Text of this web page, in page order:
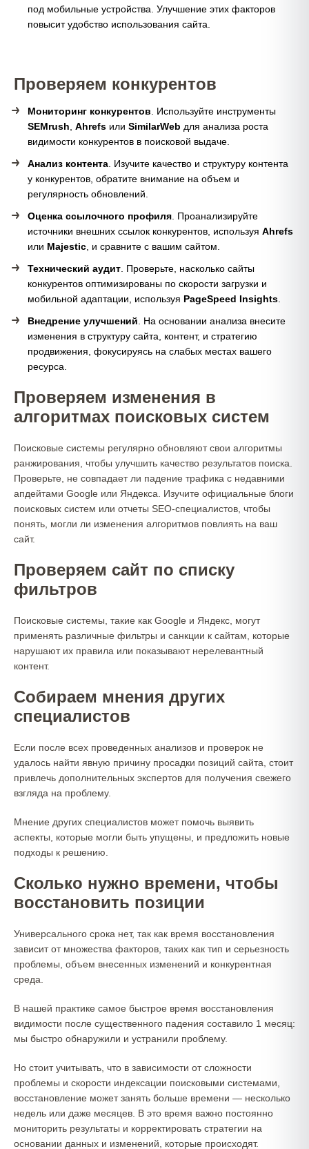
под мобильные устройства. Улучшение этих факторов
повысит удобство использования сайта.
Проверяем конкурентов
Мониторинг конкурентов . Используйте инструменты
SEMrush Ahrefs или SimilarWeb для анализа роста
видимости конкурентов в поисковой выдаче.
Анализ контента . Изучите качество и структуру контента
у конкурентов, обратите внимание на объем и
регулярность обновлений.
Оценка ссылочного профиля . Проанализируйте
источники внешних ссылок конкурентов, используя Ahrefs
или Majestic , и сравните с вашим сайтом.
Технический аудит . Проверьте, насколько сайты
конкурентов оптимизированы по скорости загрузки и
мобильной адаптации, используя PageSpeed Insights
Внедрение улучшений . На основании анализа внесите
изменения в структуру сайта, контент, и стратегию
продвижения, фокусируясь на слабых местах вашего
ресурса.
Проверяем изменения в
алгоритмах поисковых систем
Поисковые системы регулярно обновляют свои алгоритмы
ранжирования, чтобы улучшить качество результатов поиска.
Проверьте, не совпадает ли падение трафика с недавними
апдейтами Google или Яндекса. Изучите официальные блоги
поисковых систем или отчеты SEO-специалистов, чтобы
понять, могли ли изменения алгоритмов повлиять на ваш
сайт.
Проверяем сайт по списку
фильтров
Поисковые системы, такие как Google и Яндекс, могут
применять различные фильтры и санкции к сайтам, которые
нарушают их правила или показывают нерелевантный
контент.
Собираем мнения других
специалистов
Если после всех проведенных анализов и проверок не
удалось найти явную причину просадки позиций сайта, стоит
привлечь дополнительных экспертов для получения свежего
взгляда на проблему.
Мнение других специалистов может помочь выявить
аспекты, которые могли быть упущены, и предложить новые
подходы к решению.
Сколько нужно времени, чтобы
восстановить позиции
Универсального срока нет, так как время восстановления
зависит от множества факторов, таких как тип и серьезность
проблемы, объем внесенных изменений и конкурентная
среда.
В нашей практике самое быстрое время восстановления
видимости после существенного падения составило 1 месяц:
мы быстро обнаружили и устранили проблему.
Но стоит учитывать, что в зависимости от сложности
проблемы и скорости индексации поисковыми системами,
восстановление может занять больше времени — несколько
недель или даже месяцев. В это время важно постоянно
мониторить результаты и корректировать стратегии на
основании данных и изменений, которые происходят.